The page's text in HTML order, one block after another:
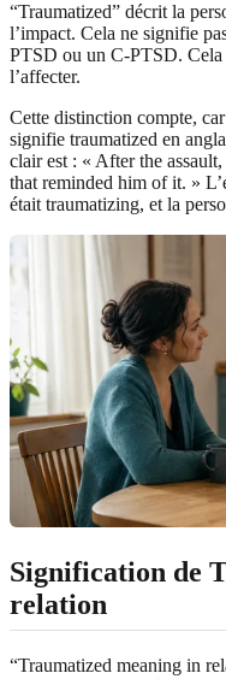
“Traumatized” décrit la
l’impact. Cela ne signifie
PTSD ou un C-PTSD. Cela
l’affecter.
Cette distinction compte,
signifie traumatized en
clair est : « After the
that reminded him of it. »
était traumatizing, et la
Signification de
relation
“Traumatized meaning in